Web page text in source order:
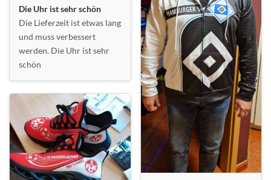
Die Uhr ist sehr schön
Die Lieferzeit ist etwas lang
und muss verbessert
werden. Die Uhr ist sehr
schön